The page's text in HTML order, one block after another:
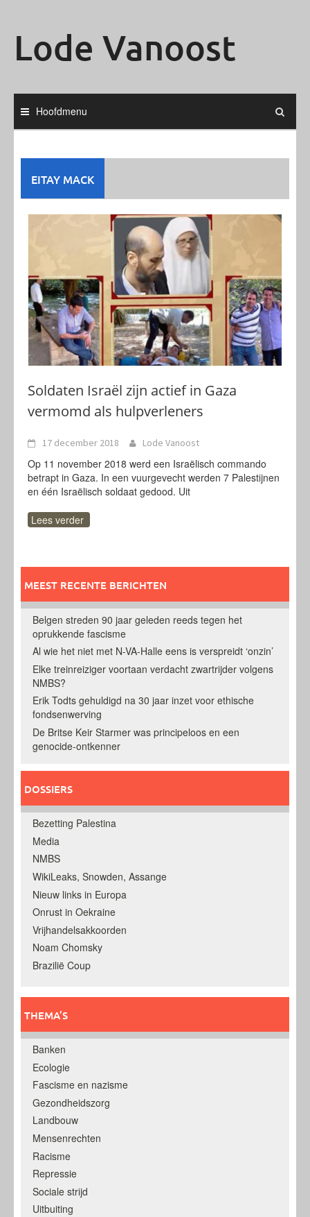
Lode Vanoost
Hoofdmenu
EITAY MACK
Soldaten Israël zijn actief in Gaza
vermomd als hulpverleners
17 december 2018 Lode Vanoost
Op 11 november 2018 werd een Israëlisch commando
betrapt in Gaza. In een vuurgevecht werden 7 Palestijnen
en één Israëlisch soldaat gedood. Uit
Lees verder
MEEST RECENTE BERICHTEN
Belgen streden 90 jaar geleden reeds tegen het
oprukkende fascisme
Al wie het niet met N-VA-Halle eens is verspreidt ‘onzin’
Elke treinreiziger voortaan verdacht zwartrijder volgens
NMBS?
Erik Todts gehuldigd na 30 jaar inzet voor ethische
fondsenwerving
De Britse Keir Starmer was principeloos en een
genocide-ontkenner
DOSSIERS
Bezetting Palestina
Media
NMBS
WikiLeaks, Snowden, Assange
Nieuw links in Europa
Onrust in Oekraine
Vrijhandelsakkoorden
Noam Chomsky
Brazilië Coup
THEMA’S
Banken
Ecologie
Fascisme en nazisme
Gezondheidszorg
Landbouw
Mensenrechten
Racisme
Repressie
Sociale strijd
Uitbuiting